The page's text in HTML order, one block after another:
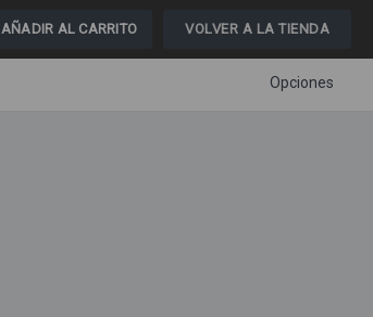
AÑADIR AL CARRITO VOLVER A LA TIENDA
Opciones